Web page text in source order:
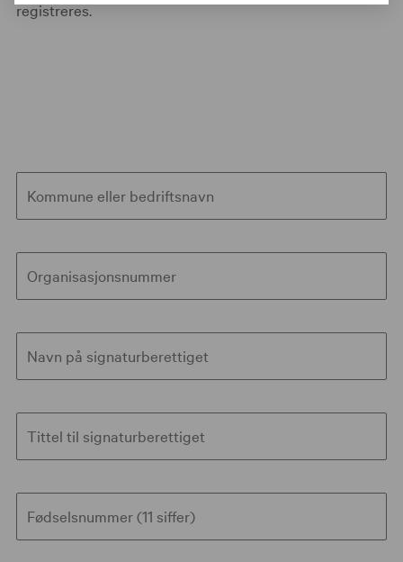
registreres.
Kommune eller bedrifts­navn
Organisasjons­nummer
Navn på signaturberettiget
Tittel til signaturberettiget
Fødsels­nummer (11 siffer)